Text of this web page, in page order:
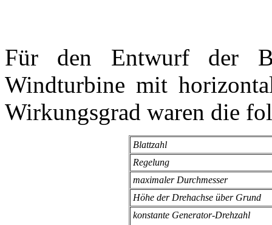
Für den Entwurf der
Windturbine mit
Wirkungsgrad waren die
Blattzahl
Regelung
maximaler Durchmesser
Höhe der Drehachse über Grund
konstante Generator-Drehzahl